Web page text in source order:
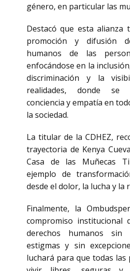
género, en particular las
Destacó que esta alianza
promoción y difusión
humanos de las
enfocándose en la
discriminación y la
realidades, donde se
conciencia y empatía en
la sociedad.
La titular de la CDHEZ,
trayectoria de Kenya
Casa de las Muñecas
ejemplo de
desde el dolor, la lucha y la
Finalmente, la
compromiso institucional
derechos humanos sin
estigmas y sin
luchará para que todas las